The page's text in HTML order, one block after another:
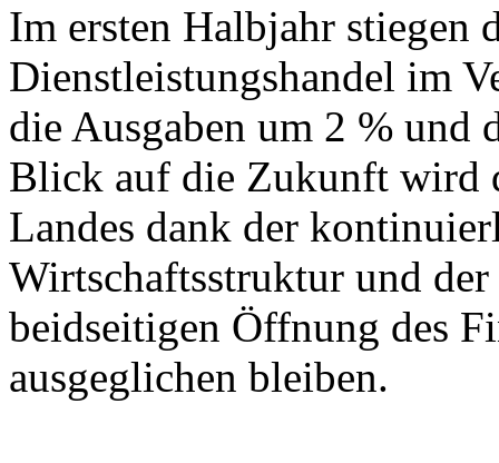
Im ersten Halbjahr stiegen
Dienstleistungshandel im
die Ausgaben um 2 %
Blick auf die Zukunft wird
Landes dank der
Wirtschaftsstruktur und
beidseitigen Öffnung des
ausgeglichen bleiben.